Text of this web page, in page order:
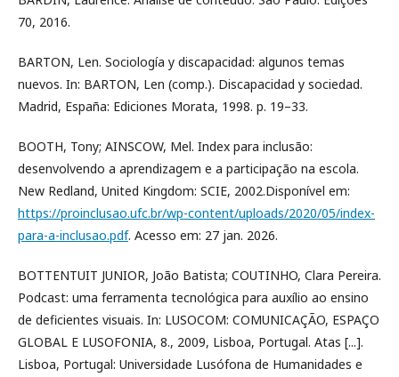
70, 2016.
BARTON, Len. Sociología y discapacidad: algunos temas
nuevos. In: BARTON, Len (comp.). Discapacidad y sociedad.
Madrid, España: Ediciones Morata, 1998. p. 19–33.
BOOTH, Tony; AINSCOW, Mel. Index para inclusão:
desenvolvendo a aprendizagem e a participação na escola.
New Redland, United Kingdom: SCIE, 2002.Disponível em:
https://proinclusao.ufc.br/wp-content/uploads/2020/05/index-
para-a-inclusao.pdf. Acesso em: 27 jan. 2026.
BOTTENTUIT JUNIOR, João Batista; COUTINHO, Clara Pereira.
Podcast: uma ferramenta tecnológica para auxílio ao ensino
de deficientes visuais. In: LUSOCOM: COMUNICAÇÃO, ESPAÇO
GLOBAL E LUSOFONIA, 8., 2009, Lisboa, Portugal. Atas [...].
Lisboa, Portugal: Universidade Lusófona de Humanidades e